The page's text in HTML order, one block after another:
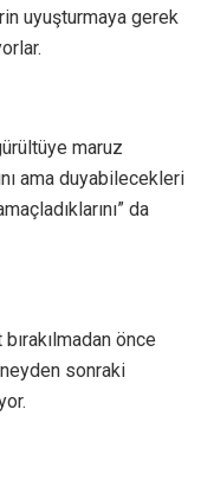
uyuşturmaya gerek
maruz
ama duyabilecekleri
da
önce
sonraki